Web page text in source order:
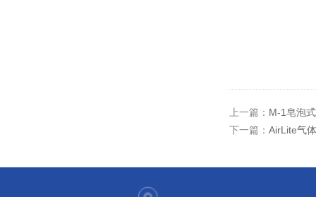
上一篇： M-1皂泡
下一篇： AirLite气